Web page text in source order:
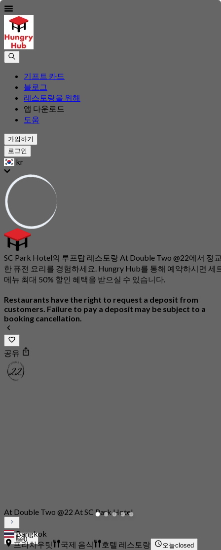
기프트 카드
블로그
레스토랑을 위해
앱 다운로드
도움
가입하기
로그인
kr
SC Park Hotel의 루프탑 레스토랑 At Double Two @22에서 정
한 퓨전 요리를 경험하세요. Hungry Hub를 통해 예약하시면 세
메뉴 최대 50% 할인 혜택을 받으실 수 있습니다.
Restaurants have the right to request a deposit from
customers. Failure to pay a deposit may be subject to a
booking cancellation.
공유
0
At Double Two @22 At SC Park Hotel
Bangkok
프라차우팃
국제 음식 호텔 레스토랑 오늘closed